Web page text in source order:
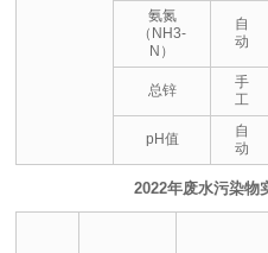
氨氮
（NH3-
N）
自
动
总锌
手
工
pH值
自
动
2022年废水污染物